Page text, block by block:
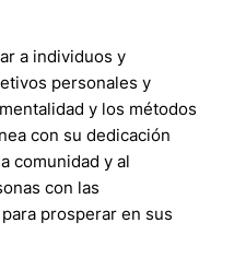
a individuos y
personales y
y los métodos
con su dedicación
comunidad y al
con las
prosperar en sus